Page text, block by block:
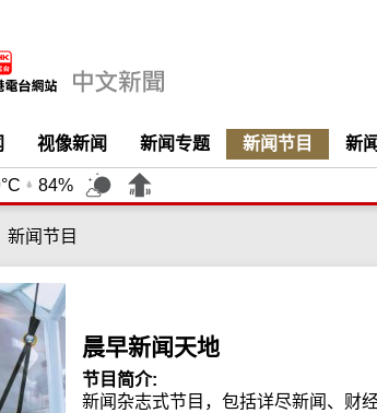
视像新闻 新闻专题 新闻节目 新
84%
新闻节目
晨早新闻天地
节目简介:
新闻杂志式节目，包括详尽新闻、财